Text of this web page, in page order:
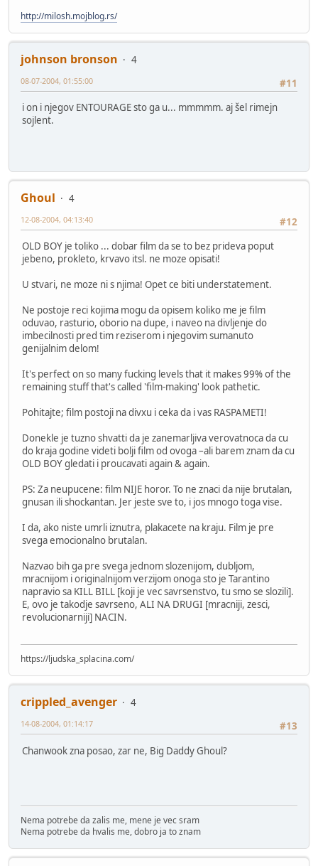
http://milosh.mojblog.rs/
johnson bronson
4
#11
08-07-2004, 01:55:00
i on i njegov ENTOURAGE sto ga u... mmmmm. aj šel rimejn
sojlent.
Ghoul
4
#12
12-08-2004, 04:13:40
OLD BOY je toliko ... dobar film da se to bez prideva poput
jebeno, prokleto, krvavo itsl. ne moze opisati!
U stvari, ne moze ni s njima! Opet ce biti understatement.
Ne postoje reci kojima mogu da opisem koliko me je film
oduvao, rasturio, oborio na dupe, i naveo na divljenje do
imbecilnosti pred tim reziserom i njegovim sumanuto
genijalnim delom!
It's perfect on so many fucking levels that it makes 99% of the
remaining stuff that's called 'film-making' look pathetic.
Pohitajte; film postoji na divxu i ceka da i vas RASPAMETI!
Donekle je tuzno shvatti da je zanemarljiva verovatnoca da cu
do kraja godine videti bolji film od ovoga –ali barem znam da cu
OLD BOY gledati i proucavati again & again.
PS: Za neupucene: film NIJE horor. To ne znaci da nije brutalan,
gnusan ili shockantan. Jer jeste sve to, i jos mnogo toga vise.
I da, ako niste umrli iznutra, plakacete na kraju. Film je pre
svega emocionalno brutalan.
Nazvao bih ga pre svega jednom slozenijom, dubljom,
mracnijom i originalnijom verzijom onoga sto je Tarantino
napravio sa KILL BILL [koji je vec savrsenstvo, tu smo se slozili].
E, ovo je takodje savrseno, ALI NA DRUGI [mracniji, zesci,
revolucionarniji] NACIN.
https://ljudska_splacina.com/
crippled_avenger
4
#13
14-08-2004, 01:14:17
Chanwook zna posao, zar ne, Big Daddy Ghoul?
Nema potrebe da zalis me, mene je vec sram
Nema potrebe da hvalis me, dobro ja to znam